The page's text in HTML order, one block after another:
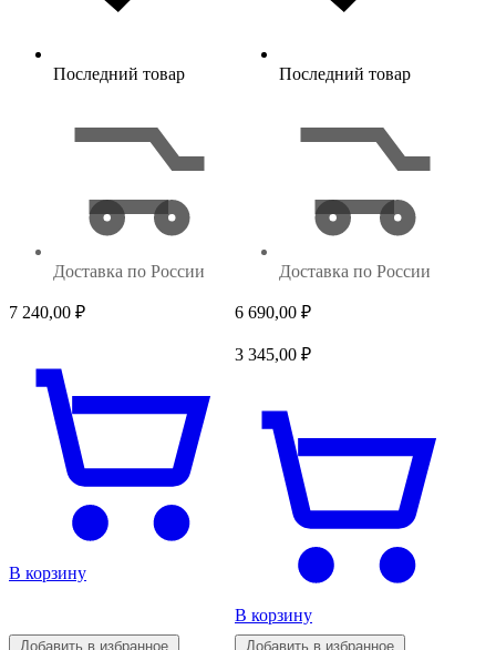
Последний товар
Доставка по России
7 240,00 ₽
В корзину
Последний товар
Доставка по России
6 690,00 ₽
3 345,00 ₽
В корзину
Добавить в избранное Добавить в избранное